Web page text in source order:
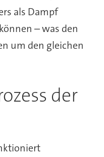
als Dampf
– was den
um den gleichen
der